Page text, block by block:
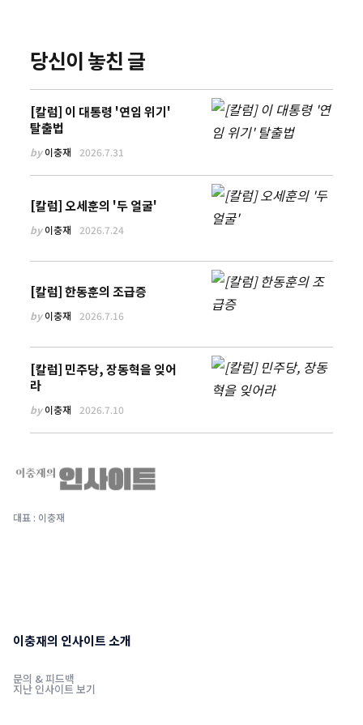
당신이 놓친 글
[칼럼] 이 대통령 '연임 위기'
탈출법
by이충재 2026.7.31
[칼럼] 오세훈의 '두 얼굴'
by이충재 2026.7.24
[칼럼] 한동훈의 조급증
by이충재 2026.7.16
[칼럼] 민주당, 장동혁을 잊어
라
by이충재 2026.7.10
대표 : 이충재
이충재의 인사이트 소개
문의 & 피드백
지난 인사이트 보기